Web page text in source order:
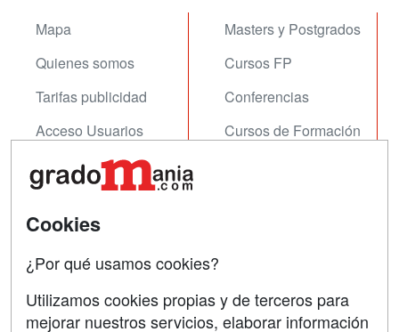
Mapa
Quienes somos
Tarifas publicidad
Acceso Usuarios
Acceso Centros
Masters y Postgrados
Cursos FP
Conferencias
Cursos de Formación
Contactar
Copyleft
Cookies
¿Por qué usamos cookies?
Utilizamos cookies propias y de terceros para
mejorar nuestros servicios, elaborar información